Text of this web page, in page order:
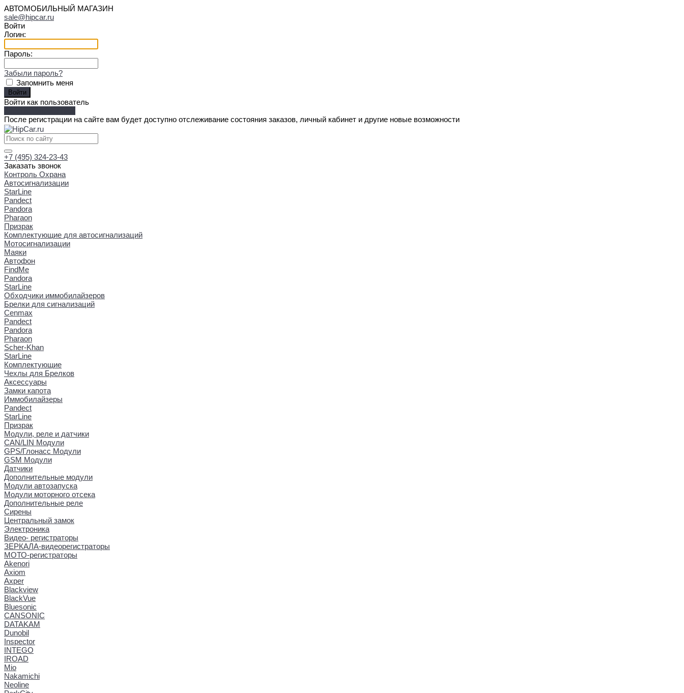
АВТОМОБИЛЬНЫЙ МАГАЗИН
sale@hipcar.ru
Войти
Логин:
Пароль:
Забыли пароль?
Запомнить меня
Войти как пользователь
После регистрации на сайте вам будет доступно отслеживание состояния заказов, личный кабинет и другие новые возможности
+7 (495) 324-23-43
Заказать звонок
Контроль Охрана
Автосигнализации
StarLine
Pandect
Pandora
Pharaon
Призрак
Комплектующие для автосигнализаций
Мотосигнализации
Маяки
Автофон
FindMe
Pandora
StarLine
Обходчики иммобилайзеров
Брелки для сигнализаций
Cenmax
Pandect
Pandora
Pharaon
Scher-Khan
StarLine
Комплектующие
Чехлы для Брелков
Аксессуары
Замки капота
Иммобилайзеры
Pandect
StarLine
Призрак
Модули, реле и датчики
CAN/LIN Модули
GPS/Глонасс Модули
GSM Модули
Датчики
Дополнительные модули
Модули автозапуска
Модули моторного отсека
Дополнительные реле
Сирены
Центральный замок
Электроника
Видео- регистраторы
ЗЕРКАЛА-видеорегистраторы
МОТО-регистраторы
Akenori
Axiom
Axper
Blackview
BlackVue
Bluesonic
CANSONIC
DATAKAM
Dunobil
Inspector
INTEGO
IROAD
Mio
Nakamichi
Neoline